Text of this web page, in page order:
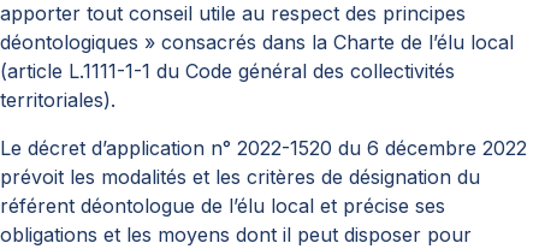
apporter tout conseil utile au respect des principes
déontologiques » consacrés dans la Charte de l’élu local
(article L.1111-1-1 du Code général des collectivités
territoriales).
Le décret d’application n° 2022-1520 du 6 décembre 2022
prévoit les modalités et les critères de désignation du
référent déontologue de l’élu local et précise ses
obligations et les moyens dont il peut disposer pour